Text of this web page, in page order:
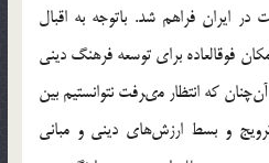
ايران فراهم شد. باتوجه به اقبال
فوق‏العاده براى توسعه فرهنگ دينى
كه انتظار مى‏رفت نتوانستيم بين
و بسط ارزش‌هاى دينى و مبانى